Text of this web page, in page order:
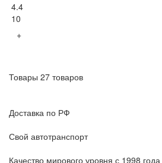
4.4
10
+
Товары 27 товаров
Доставка по РФ
Свой автотранспорт
Качество мирового уровня с 1998 года